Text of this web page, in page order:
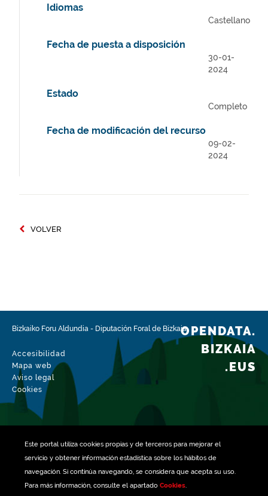
Este portal utiliza cookiespropias y de terceros para mejorar el
servicio y obtener información estadística sobre los hábitos de
navegación. Si continúa navegando, se considera que acepta su uso.
Para más información, consulte el apartado Cookies.
Idiomas
Castellano
Fecha de puesta a disposición
30-01-
2024
Estado
Completo
Fecha de modificación del recurso
09-02-
2024
VOLVER
Bizkaiko Foru Aldundia - Diputación Foral de Bizkaia
Accesibilidad
Mapa web
Aviso legal
Cookies
OPENDATA.
BIZKAIA
.EUS